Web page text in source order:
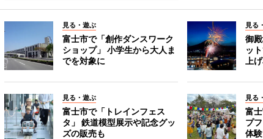
見る・遊ぶ
富士市で「創作ダンスワーク
ショップ」 小学生から大人ま
でを対象に
見る
御
ッ
上
見る・遊ぶ
富士市で「トレインフェス
タ」 鉄道模型展示や記念グッ
ズの販売も
見る
富
プ
体